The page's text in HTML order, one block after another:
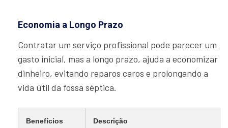
Economia a Longo Prazo
Contratar um serviço profissional pode parecer um
gasto inicial, mas a longo prazo, ajuda a economizar
dinheiro, evitando reparos caros e prolongando a
vida útil da fossa séptica.
Benefícios Descrição